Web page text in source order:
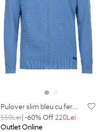
pulover slim bleu cu fermoar din bumbac si amestec
550Lei| -60% Off220Lei
Outlet Online